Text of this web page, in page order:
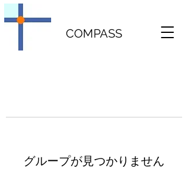
COMPASS
グループが見つかりません